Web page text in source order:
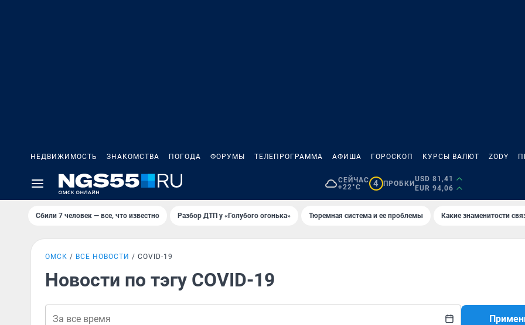
НЕДВИЖИМОСТЬ ЗНАКОМСТВА ПОГОДА ФОРУМЫ ТЕЛЕПРОГРАММА АФИША ГОРОСКОП КУРСЫ ВАЛЮТ ZODY
СЕЙЧАС
+22°C
4 ПРОБКИ
USD 81,41
EUR 94,06
Сбили 7 человек — все, что известно Разбор ДТП у «Голубого огонька» Тюремная система и ее проблемы Какие знаменитости
ОМСК ВСЕ НОВОСТИ COVID-19
Новости по тэгу COVID-19